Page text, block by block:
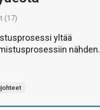
(17)
yltää
nähden.